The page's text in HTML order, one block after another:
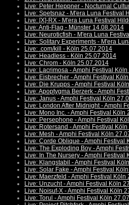
Live: Peter Heppner - Nocturnal
Live: Spetsnaz - M'era Luna Festival
Live: [X]-RX - M'era Luna Festival
Live: Anti-Flag - Münster 14.08.2014
Live: Neuroticfish - M'era Luna
Live: Solitary Experiments - M'era
Live: .com/kill - Köln 25.07.2014
Live: Headless - Köln 25.07.2014
Live: Chrom - Köln 25.07.2014
Live: Lacrimosa - Amphi Festival
Live: Eisbrecher - Amphi Festival
Live: Die Krupps - Amphi Festival
Live: Apoptygma Berzerk - Amphi
Live: Janus - Amphi Festival Köln
Live: London After Midnight - Amphi
Live: Mono Inc. - Amphi Festival Köln
Live: Persephone - Amphi Festival
Live: Rotersand - Amphi Festival
Live: Mesh - Amphi Festival Köln
Live: Corde Oblique - Amphi Festival
Live: The Exploding Boy - Amphi
Live: In The Nursery - Amphi Festival
Live: Klangstabil - Amphi Festival
Live: Solar Fake - Amphi Festival
Live: Maerzfeld - Amphi Festival Köln
Live: Unzucht - Amphi Festival Köln
Live: Noisuf-X - Amphi Festival Köln
Live: Torul - Amphi Festival Köln